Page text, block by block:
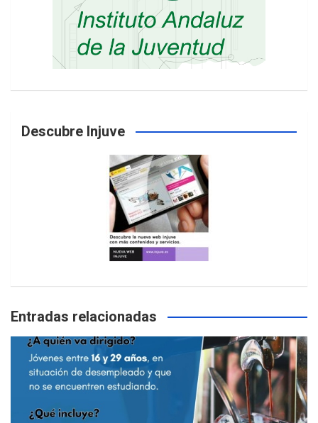
Descubre Injuve
Entradas relacionadas